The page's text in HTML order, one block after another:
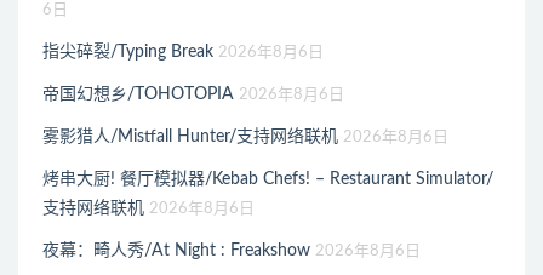
6日
指尖碎裂/Typing Break 2026年8月6日
帝国幻想乡/TOHOTOPIA 2026年8月6日
雾影猎人/Mistfall Hunter/支持网络联机 2026年8月6日
烤串大厨! 餐厅模拟器/Kebab Chefs! – Restaurant Simulator/
支持网络联机 2026年8月6日
夜幕：畸人秀/At Night : Freakshow 2026年8月6日